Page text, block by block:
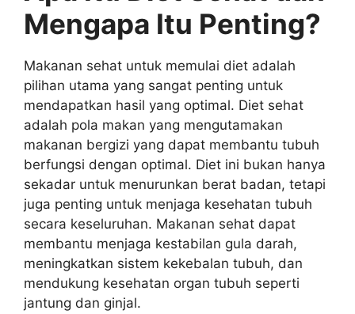
Mengapa Itu Penting?
Makanan sehat untuk memulai diet adalah
pilihan utama yang sangat penting untuk
mendapatkan hasil yang optimal. Diet sehat
adalah pola makan yang mengutamakan
makanan bergizi yang dapat membantu tubuh
berfungsi dengan optimal. Diet ini bukan hanya
sekadar untuk menurunkan berat badan, tetapi
juga penting untuk menjaga kesehatan tubuh
secara keseluruhan. Makanan sehat dapat
membantu menjaga kestabilan gula darah,
meningkatkan sistem kekebalan tubuh, dan
mendukung kesehatan organ tubuh seperti
jantung dan ginjal.